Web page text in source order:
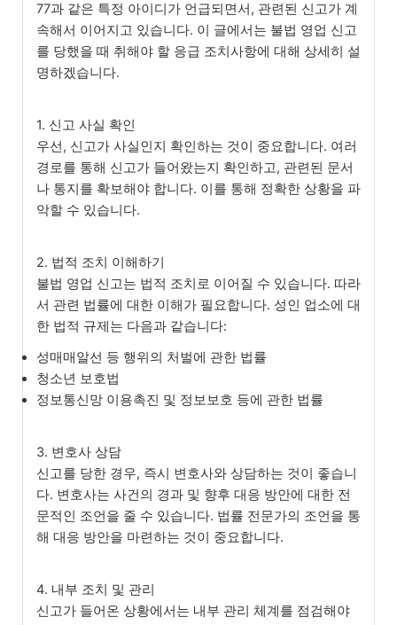
77과 같은 특정 아이디가 언급되면서, 관련된 신고가 계
속해서 이어지고 있습니다. 이 글에서는 불법 영업 신고
를 당했을 때 취해야 할 응급 조치사항에 대해 상세히 설
명하겠습니다.
1. 신고 사실 확인
우선, 신고가 사실인지 확인하는 것이 중요합니다. 여러
경로를 통해 신고가 들어왔는지 확인하고, 관련된 문서
나 통지를 확보해야 합니다. 이를 통해 정확한 상황을 파
악할 수 있습니다.
2. 법적 조치 이해하기
불법 영업 신고는 법적 조치로 이어질 수 있습니다. 따라
서 관련 법률에 대한 이해가 필요합니다. 성인 업소에 대
한 법적 규제는 다음과 같습니다:
성매매알선 등 행위의 처벌에 관한 법률
청소년 보호법
정보통신망 이용촉진 및 정보보호 등에 관한 법률
3. 변호사 상담
신고를 당한 경우, 즉시 변호사와 상담하는 것이 좋습니
다. 변호사는 사건의 경과 및 향후 대응 방안에 대한 전
문적인 조언을 줄 수 있습니다. 법률 전문가의 조언을 통
해 대응 방안을 마련하는 것이 중요합니다.
4. 내부 조치 및 관리
신고가 들어온 상황에서는 내부 관리 체계를 점검해야